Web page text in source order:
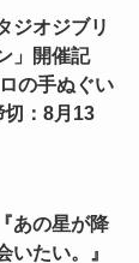
ジオジブリ
」開催記
の手ぬぐい
：8月13
あの星が降
いたい。』